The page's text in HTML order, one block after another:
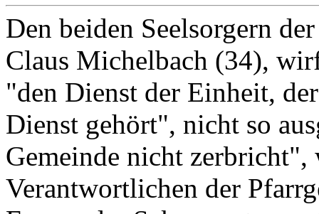
Den beiden Seelsorgern
Claus Michelbach (34),
"den Dienst der Einheit,
Dienst gehört", nicht so
Gemeinde nicht zerbricht",
Verantwortlichen der